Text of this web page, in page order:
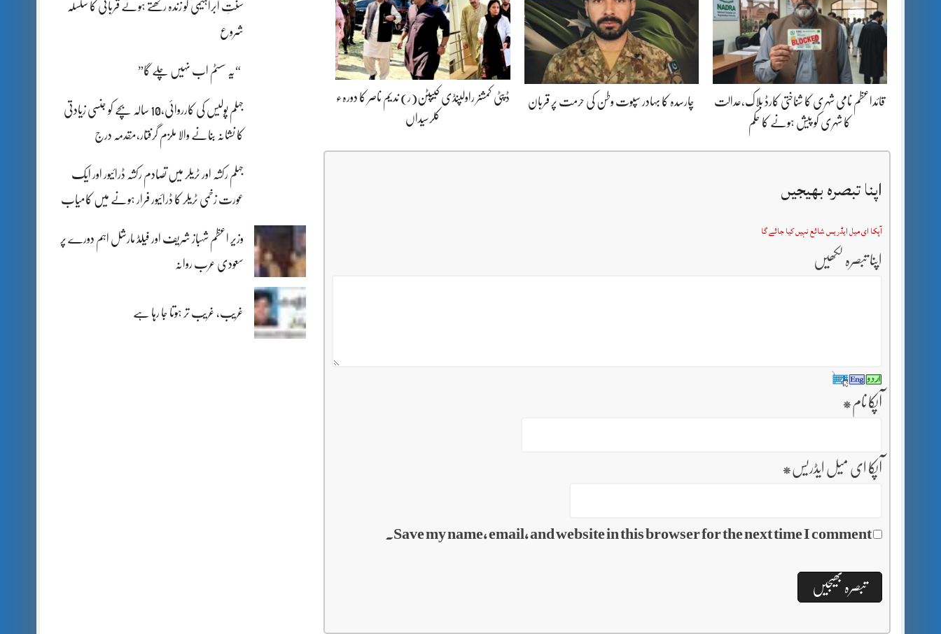
سنتِ ابراہیمی کو زندہ رکھتے ہوئے قربانی کا سلسلہ
شروع
“یہ سسٹم اب نہیں چلے گا”
جہلم پولیس کی کارروائی،10 سالہ بچے کو جنسی زیادتی
کا نشانہ بنانے والا ملزم گرفتار،مقدمہ درج
جہلم رکشہ اور ٹریلر میں تصادم رکشہ ڈرائیور اور ایک
عورت زخمی ٹریلر کا ڈرائیور فرار ہونے میں کامیاب
وزیر اعظم شہباز شریف اور فیلڈ مارشل اہم دورے پر
سعودی عرب روانہ
غریب، غریب تر ہوتا جا رہا ہے
قائداعظم نامی شہری کا شناختی کارڈ بلاک،عدالت
کا شہری کو پیش ہونے کا حکم
چارسدہ کا بہادر سپوت وطن کی حرمت پر قربان
ڈپٹی کمشنر راولپنڈی کیپٹن(ر) ندیم ناصر کا دورہء
کلرسیداں
اپنا تبصرہ بھیجیں
آپکا ای میل ایڈریس شائع نہیں کیا جائے گا
اپنا تبصرہ لکھیں
آپکا نام *
آپکا ای میل ایڈریس *
Save my name, email, and website in this browser for the next time I comment.